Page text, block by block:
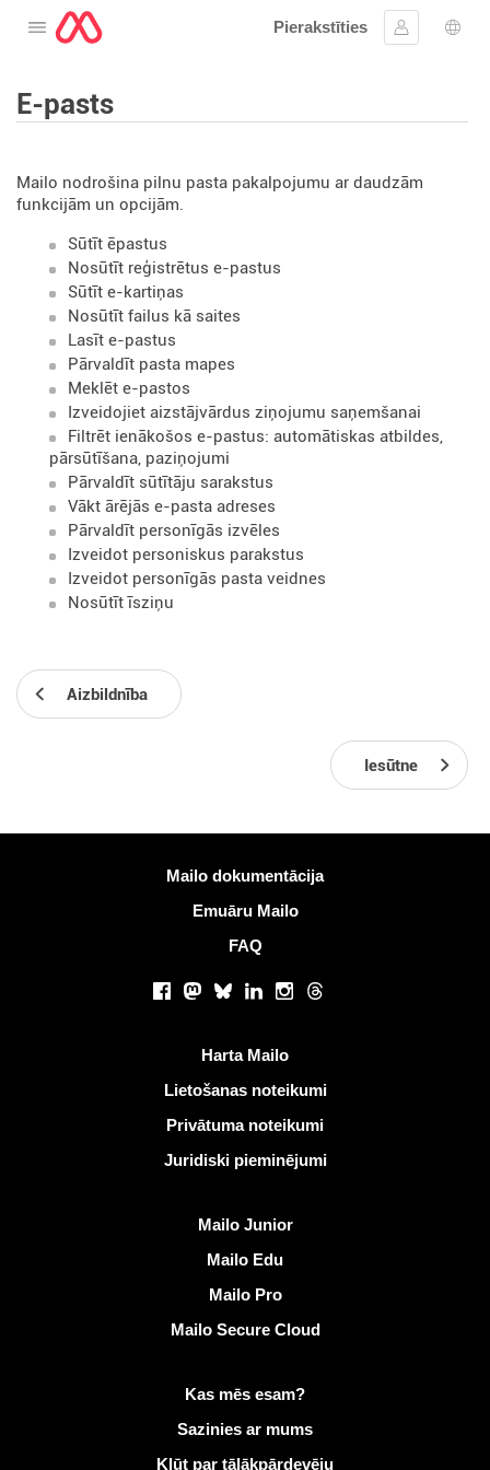
Atveriet izvēlni
Pierakstīties
Ielogoties
E-pasts
Mailo nodrošina pilnu pasta pakalpojumu ar daudzām
funkcijām un opcijām.
Sūtīt ēpastus
Nosūtīt reģistrētus e-pastus
Sūtīt e-kartiņas
Nosūtīt failus kā saites
Lasīt e-pastus
Pārvaldīt pasta mapes
Meklēt e-pastos
Izveidojiet aizstājvārdus ziņojumu saņemšanai
Filtrēt ienākošos e-pastus: automātiskas atbildes,
pārsūtīšana, paziņojumi
Pārvaldīt sūtītāju sarakstus
Vākt ārējās e-pasta adreses
Pārvaldīt personīgās izvēles
Izveidot personiskus parakstus
Izveidot personīgās pasta veidnes
Nosūtīt īsziņu
Aizbildnība
Iesūtne
Mailo dokumentācija
Emuāru Mailo
FAQ
Facebook
Mastodon
BlueskyLinkedInInstagram
Threads
Harta Mailo
Lietošanas noteikumi
Privātuma noteikumi
Juridiski pieminējumi
Mailo Junior
Mailo Edu
Mailo Pro
Mailo Secure Cloud
Vairāk informācijas vietnē Mailo
Kas mēs esam?
Sazinies ar mums
Kļūt par tālākpārdevēju